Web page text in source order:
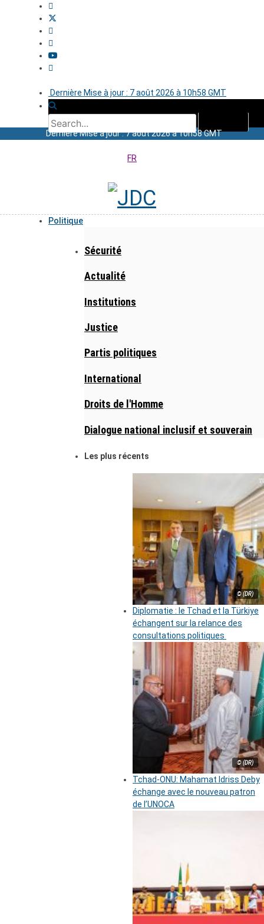
Dernière Mise à jour : 7 août 2026 à 10h58 GMT
Dernière Mise à jour : 7 août 2026 à 10h58 GMT
FR
Politique
Sécurité
Actualité
Institutions
Justice
Partis politiques
International
Droits de l'Homme
Dialogue national inclusif et souverain
Les plus récents
© (DR)
Diplomatie : le Tchad et la Türkiye
échangent sur la relance des
consultations politiques
© (DR)
Tchad-ONU: Mahamat Idriss Deby
échange avec le nouveau patron
de l’UNOCA